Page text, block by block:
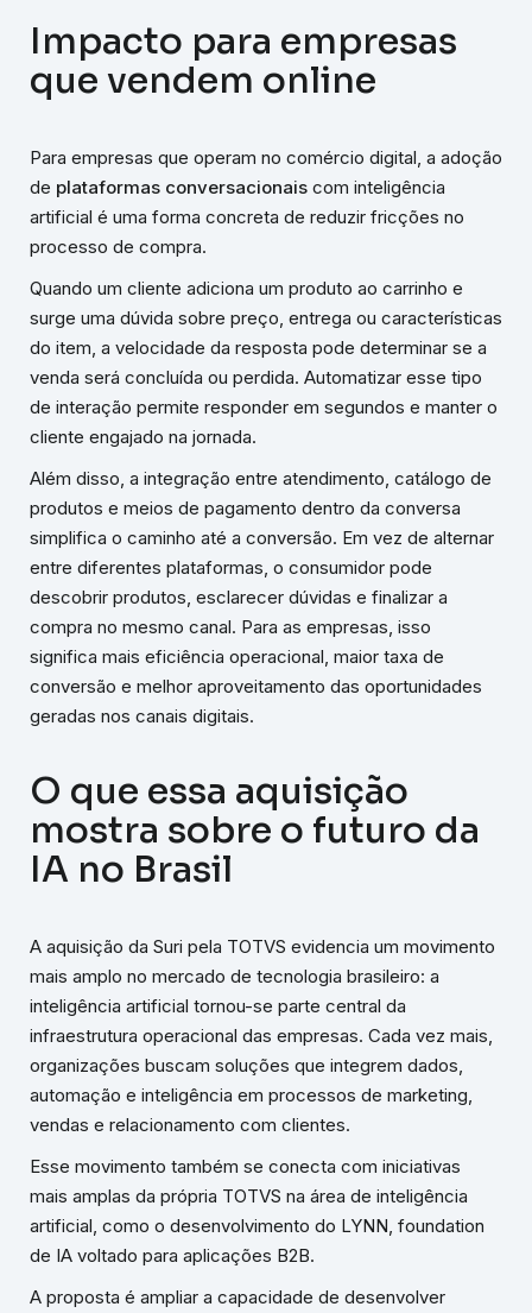
Impacto para empresas
que vendem online
Para empresas que operam no comércio digital, a adoção
de plataformas conversacionais com inteligência
artificial é uma forma concreta de reduzir fricções no
processo de compra.
Quando um cliente adiciona um produto ao carrinho e
surge uma dúvida sobre preço, entrega ou características
do item, a velocidade da resposta pode determinar se a
venda será concluída ou perdida. Automatizar esse tipo
de interação permite responder em segundos e manter o
cliente engajado na jornada.
Além disso, a integração entre atendimento, catálogo de
produtos e meios de pagamento dentro da conversa
simplifica o caminho até a conversão. Em vez de alternar
entre diferentes plataformas, o consumidor pode
descobrir produtos, esclarecer dúvidas e finalizar a
compra no mesmo canal. Para as empresas, isso
significa mais eficiência operacional, maior taxa de
conversão e melhor aproveitamento das oportunidades
geradas nos canais digitais.
O que essa aquisição
mostra sobre o futuro da
IA no Brasil
A aquisição da Suri pela TOTVS evidencia um movimento
mais amplo no mercado de tecnologia brasileiro: a
inteligência artificial tornou-se parte central da
infraestrutura operacional das empresas. Cada vez mais,
organizações buscam soluções que integrem dados,
automação e inteligência em processos de marketing,
vendas e relacionamento com clientes.
Esse movimento também se conecta com iniciativas
mais amplas da própria TOTVS na área de inteligência
artificial, como o desenvolvimento do LYNN, foundation
de IA voltado para aplicações B2B.
A proposta é ampliar a capacidade de desenvolver